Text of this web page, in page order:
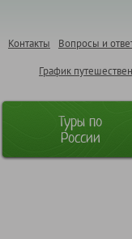
Вопросы и
Контакты
График
Туры по
России